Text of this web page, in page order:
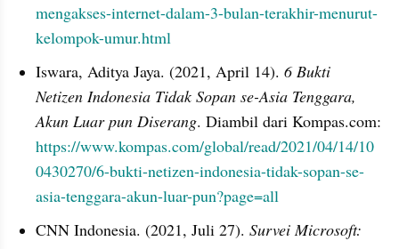
mengakses-internet-dalam-3-bulan-terakhir-menurut-
kelompok-umur.html
Iswara, Aditya Jaya. (2021, April 14). 6 Bukti
Netizen Indonesia Tidak Sopan se-Asia Tenggara,
Akun Luar pun Diserang
https://www.kompas.com/global/read/2021/04/14/10
0430270/6-bukti-netizen-indonesia-tidak-sopan-se-
asia-tenggara-akun-luar-pun?page=all
CNN Indonesia. (2021, Juli 27). Survei Microsoft: